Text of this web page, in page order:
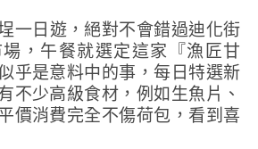
，午餐就選定這家『漁匠甘
乎是意料中的事，每日特選新
不少高級食材，例如生魚片、
價消費完全不傷荷包，看到喜